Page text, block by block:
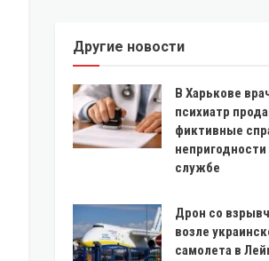
Другие новости
В Харькове
психиатр
фиктивные
непригодности
службе
Дрон со
возле
самолета в